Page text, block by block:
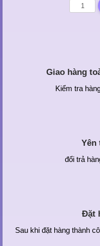
Giao hàng
Kiểm tra
Yên
đổi trả
Đặt
Sau khi đặt hàng thành